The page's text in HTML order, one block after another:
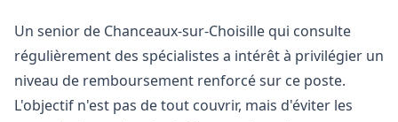
Un senior de Chanceaux-sur-Choisille qui consulte
régulièrement des spécialistes a intérêt à privilégier un
niveau de remboursement renforcé sur ce poste.
L'objectif n'est pas de tout couvrir, mais d'éviter les